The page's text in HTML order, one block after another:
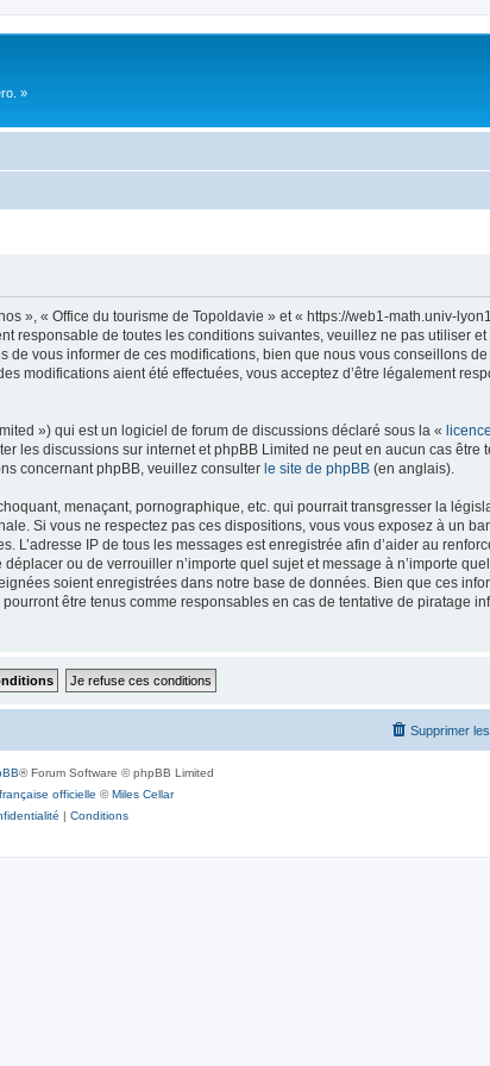
»
», « Office du tourisme de Topoldavie » et « https://web1-math.univ-
responsable de toutes les conditions suivantes, veuillez ne pas utiliser
vous informer de ces modifications, bien que nous vous conseillons
modifications aient été effectuées, vous acceptez d’être légalement
») qui est un logiciel de forum de discussions déclaré sous la «
les discussions sur internet et phpBB Limited ne peut en aucun cas être
concernant phpBB, veuillez consulter le site de phpBB (en anglais).
menaçant, pornographique, etc. qui pourrait transgresser la
Si vous ne respectez pas ces dispositions, vous vous exposez à un
L’adresse IP de tous les messages est enregistrée afin d’aider au
ou de verrouiller n’importe quel sujet et message à n’importe
soient enregistrées dans notre base de données. Bien que ces
être tenus comme responsables en cas de tentative de piratage
Supprimer
® Forum Software © phpBB Limited
officielle ©Miles Cellar
| Conditions